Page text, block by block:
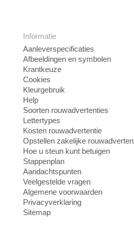
Informatie
Aanleverspecificaties
Afbeeldingen en symbolen
Krantkeuze
Cookies
Kleurgebruik
Help
Soorten rouwadvertenties
Lettertypes
Kosten rouwadvertentie
Opstellen zakelijke
Hoe u steun kunt betuigen
Stappenplan
Aandachtspunten
Veelgestelde vragen
Algemene voorwaarden
Privacyverklaring
Sitemap